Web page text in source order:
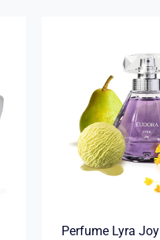
Perfume Lyra Joy